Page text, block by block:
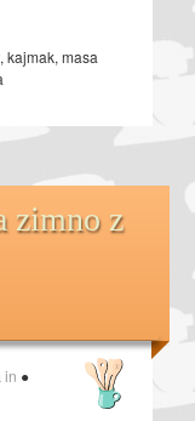
, kajmak, masa
zimno z
in ●